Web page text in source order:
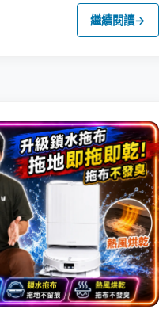
繼續閱讀→